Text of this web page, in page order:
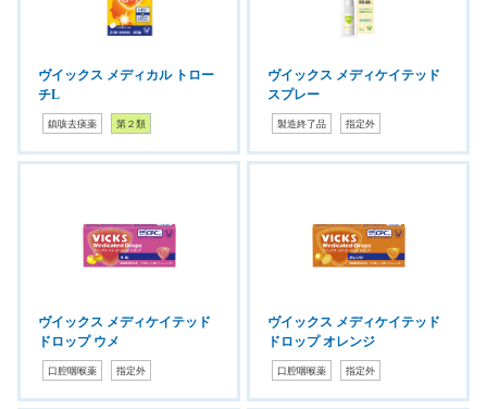
ヴイックス メディカル トロー
チL
鎮咳去痰薬 第２類
ヴイックス メディケイテッド
スプレー
製造終了品 指定外
ヴイックス メディケイテッド
ドロップ ウメ
口腔咽喉薬 指定外
ヴイックス メディケイテッド
ドロップ オレンジ
口腔咽喉薬 指定外